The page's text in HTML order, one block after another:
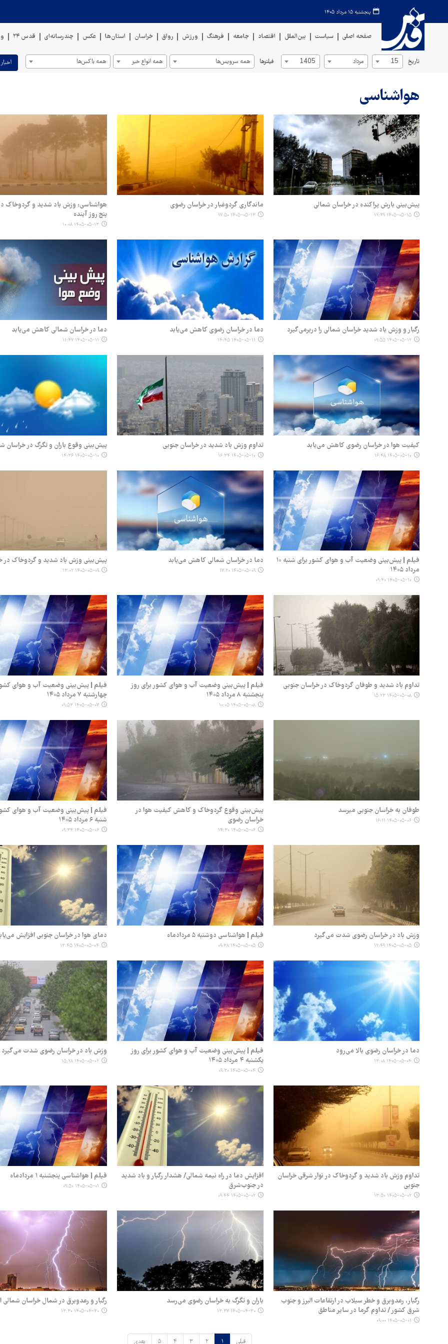
پنجشنبه ۱۵ مرداد ۱۴۰۵
صفحه اصلی سیاست بین‌الملل اقتصاد جامعه فرهنگ ورزش رواق خراسان استان‌ها عکس چندرسانه‌ای قدس ۲۴
تاریخ 15 مرداد 1405 فیلترها همه سرویس‌ها همه انواع خبر همه باکس‌ها
هواشناسی
پیش‌بینی بارش‌ پراکنده در خراسان شمالی
۱۴۰۵-۰۵-۱۵ ۱۲:۳۹
ماندگاری گردوغبار در خراسان رضوی
۱۴۰۵-۰۵-۱۳ ۱۷:۵۰
هواشناسی: وزش باد شدید و گردوخاک
پنج روز آینده
۱۴۰۵-۰۵-۱۳ ۱۰:۰۸
رگبار و وزش باد شدید خراسان شمالی را دربرمی‌گیرد
۱۴۰۵-۰۵-۱۲ ۰۹:۵۵
دما در خراسان رضوی کاهش می‌یابد
۱۴۰۵-۰۵-۱۱ ۱۴:۴۵
دما در خراسان شمالی کاهش می‌یابد
۱۴۰۵-۰۵-۱۱ ۱۱:۴۷
کیفیت هوا در خراسان رضوی کاهش می‌یابد
۱۴۰۵-۰۵-۱۰ ۱۶:۴۸
تداوم وزش باد شدید در خراسان جنوبی
۱۴۰۵-۰۵-۱۰ ۱۶:۳۴
پیش‌بینی وقوع باران و تگرگ در خراسان
۱۴۰۵-۰۵-۱۰ ۱۴:۳۶
فیلم | پیش‌بینی وضعیت آب و هوای کشور برای شنبه ۱۰
مرداد ۱۴۰۵
۱۴۰۵-۰۵-۱۰ ۰۹:۴۰
دما در خراسان شمالی کاهش می‌یابد
۱۴۰۵-۰۵-۰۹ ۱۷:۲۰
پیش‌بینی وزش باد شدید و گردوخاک در
۱۴۰۵-۰۵-۰۹ ۱۳:۰۲
تداوم باد شدید و طوفان گردوخاک ‌در خراسان جنوبی
۱۴۰۵-۰۵-۰۸ ۱۵:۲۳
فیلم | پیش‌بینی وضعیت آب و هوای کشور برای روز
پنجشنبه ۸ مرداد ۱۴۰۵
۱۴۰۵-۰۵-۰۸ ۱۰:۰۵
فیلم | پیش‌بینی وضعیت آب و هوای
چهارشنبه ۷ مرداد ۱۴۰۵
۱۴۰۵-۰۵-۰۷ ۰۹:۵۳
طوفان به خراسان جنوبی می‎رسد
۱۴۰۵-۰۵-۰۶ ۱۶:۱۱
پیش‌بینی وقوع گردوخاک و کاهش کیفیت هوا در
خراسان رضوی
۱۴۰۵-۰۵-۰۶ ۱۴:۳۰
فیلم | پیش‌بینی وضعیت آب و هوای
شنبه ۶ مرداد ۱۴۰۵
۱۴۰۵-۰۵-۰۶ ۰۹:۳۴
وزش باد در خراسان رضوی شدت می‌گیرد
۱۴۰۵-۰۵-۰۵ ۱۲:۴۹
فیلم | هواشناسی دوشنبه ۵ مردادماه
۱۴۰۵-۰۵-۰۵ ۰۹:۳۸
دمای هوا در خراسان جنوبی افزایش
۱۴۰۵-۰۵-۰۴ ۱۳:۴۵
دما در خراسان رضوی بالا می‌رود
۱۴۰۵-۰۵-۰۴ ۱۳:۰۸
فیلم | پیش‌بینی وضعیت آب و هوای کشور برای روز
یکشنبه ۴ مرداد ۱۴۰۵
۱۴۰۵-۰۵-۰۴ ۰۹:۳۰
وزش باد در خراسان رضوی شدت می‌گیرد
۱۴۰۵-۰۵-۰۲ ۱۵:۲۸
تداوم وزش باد شدید و گردوخاک در نوار شرقی خراسان
جنوبی
۱۴۰۵-۰۵-۰۲ ۱۳:۵۰
افزایش دما در راه نیمه شمالی/ هشدار رگبار و باد شدید
در جنوب‌شرق
۱۴۰۵-۰۵-۰۲ ۰۹:۴۴
فیلم | هواشناسی پنجشنبه ۱ مردادماه
۱۴۰۵-۰۵-۰۱ ۰۹:۵۰
رگبار، رعدوبرق و خطر سیلاب در ارتفاعات البرز و جنوب
شرق کشور / تداوم گرما در سایر مناطق
۱۴۰۵-۰۵-۰۱ ۰۹:۰۰
باران و تگرگ به خراسان رضوی می‌رسد
۱۴۰۵-۰۴-۳۰ ۱۳:۳۷
رگبار و رعدوبرق در شمال خراسان شمالی
۱۴۰۵-۰۴-۳۰ ۱۳:۳۰
قبلی ۱ ۲ ۳ ۴ ۵ بعدی